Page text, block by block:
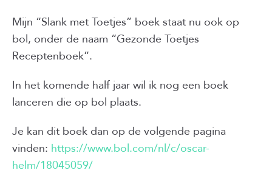
Mijn “Slank met Toetjes” boek staat nu ook op
bol, onder de naam “Gezonde Toetjes
Receptenboek”.
In het komende half jaar wil ik nog een boek
lanceren die op bol plaats.
Je kan dit boek dan op de volgende pagina
vinden: https://www.bol.com/nl/c/oscar-
helm/18045059/